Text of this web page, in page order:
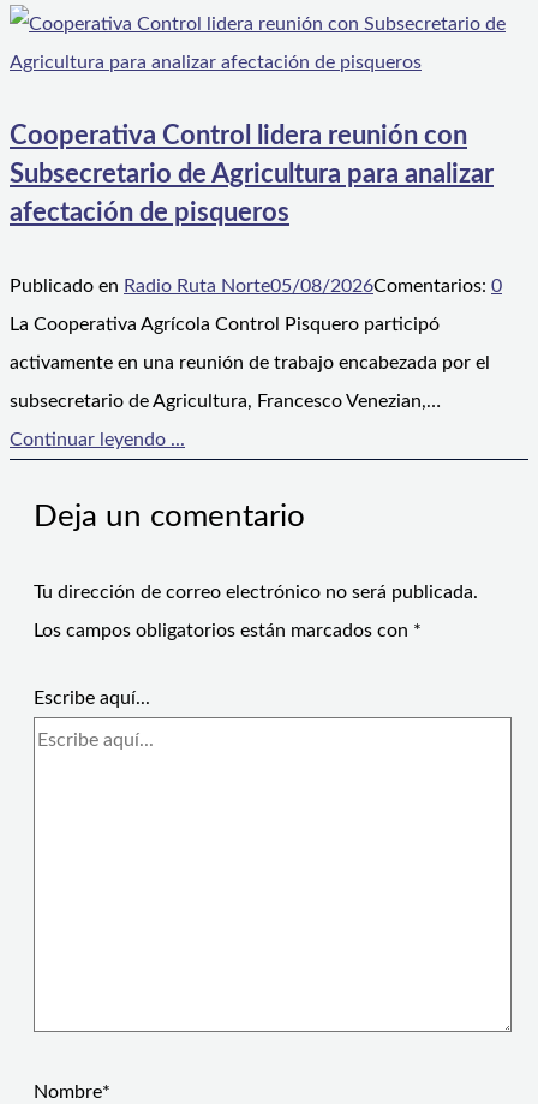
Cooperativa Control lidera reunión con
Subsecretario de Agricultura para analizar
afectación de pisqueros
Publicado en Radio Ruta Norte05/08/2026Comentarios: 0
La Cooperativa Agrícola Control Pisquero participó
activamente en una reunión de trabajo encabezada por el
subsecretario de Agricultura, Francesco Venezian,…
Continuar leyendo ...
Deja un comentario
Tu dirección de correo electrónico no será publicada.
Los campos obligatorios están marcados con *
Escribe aquí...
Nombre*